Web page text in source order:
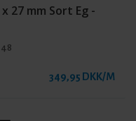
27 mm Sort Eg -
349,95 DKK/M